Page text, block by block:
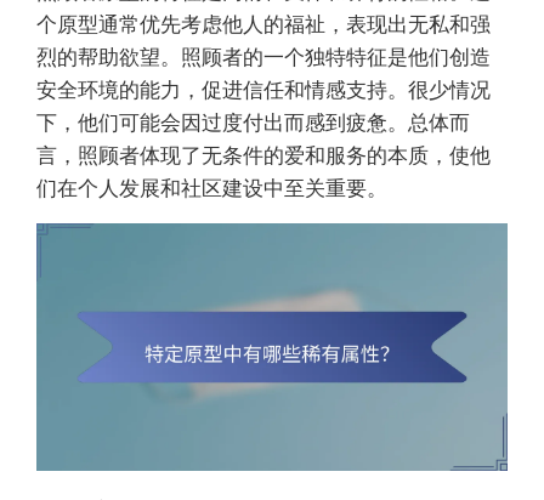
个原型通常优先考虑他人的福祉，表现出无私和强
烈的帮助欲望。照顾者的一个独特特征是他们创造
安全环境的能力，促进信任和情感支持。很少情况
下，他们可能会因过度付出而感到疲惫。总体而
言，照顾者体现了无条件的爱和服务的本质，使他
们在个人发展和社区建设中至关重要。